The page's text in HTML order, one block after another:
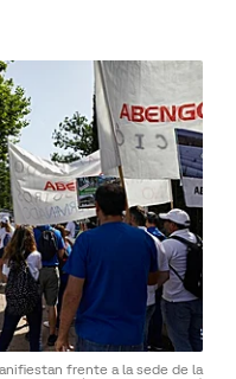
frente a la sede de la